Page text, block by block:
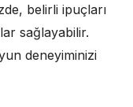
belirli ipuçları
sağlayabilir.
deneyiminizi